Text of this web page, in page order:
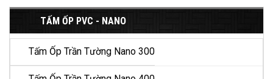
TẤM ỐP PVC - NANO
Tấm Ốp Trần Tường Nano 300